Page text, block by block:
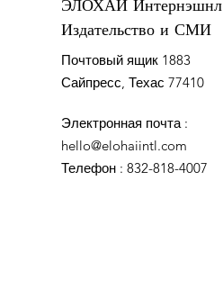
ЭЛОХАЙ Интернэшнл
Издательство и СМИ
Почтовый ящик 1883
Сайпресс, Техас 77410
Электронная почта:
hello@elohaiintl.com
Телефон : 832-818-4007